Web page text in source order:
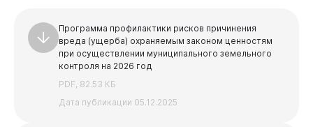
Программа профилактики рисков причинения
вреда (ущерба) охраняемым законом ценностям
при осуществлении муниципального земельного
контроля на 2026 год
PDF, 82.53 КБ
Дата публикации 05.12.2025